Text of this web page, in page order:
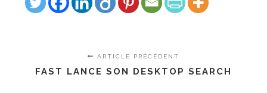
ARTICLE PRÉCÉDENT
FAST LANCE SON DESKTOP SEARCH